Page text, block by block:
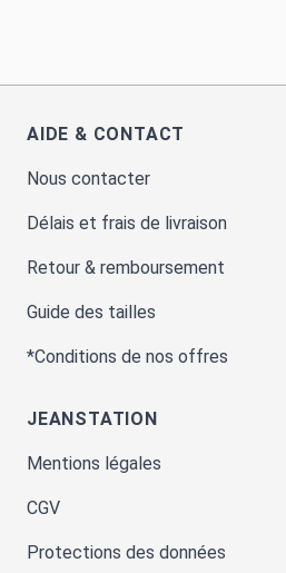
AIDE & CONTACT
Nous contacter
Délais et frais de livraison
Retour & remboursement
Guide des tailles
*Conditions de nos offres
JEANSTATION
Mentions légales
CGV
Protections des données